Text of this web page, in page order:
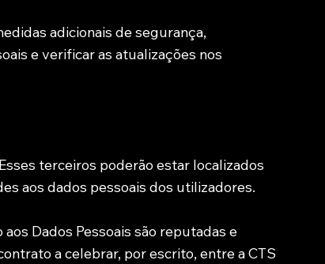
adicionais de segurança,
e verificar as atualizações nos
terceiros poderão estar localizados
aos dados pessoais dos utilizadores.
Dados Pessoais são reputadas e
a celebrar, por escrito, entre a CTS